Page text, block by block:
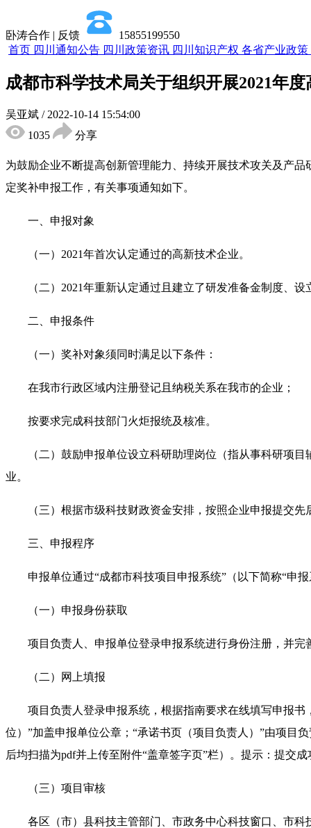
卧涛合作 | 反馈
15855199550
首页 四川通知公告 四川政策资讯 四川知识产权 各省产业政策
成都市科学技术局关于组织开展2021年
吴亚斌 / 2022-10-14 15:54:00
1035
分享
为鼓励企业不断提高创新管理能力、持续开展技术攻关及产
定奖补申报工作，有关事项通知如下。
一、申报对象
（一）2021年首次认定通过的高新技术企业。
（二）2021年重新认定通过且建立了研发准备金制度、设
二、申报条件
（一）奖补对象须同时满足以下条件：
在我市行政区域内注册登记且纳税关系在我市的企业；
按要求完成科技部门火炬报统及核准。
（二）鼓励申报单位设立科研助理岗位（指从事科研项目
业。
（三）根据市级科技财政资金安排，按照企业申报提交先
三、申报程序
申报单位通过“成都市科技项目申报系统”（以下简称“申报
（一）申报身份获取
项目负责人、申报单位登录申报系统进行身份注册，并完
（二）网上填报
项目负责人登录申报系统，根据指南要求在线填写申报书
位）”加盖申报单位公章；“承诺书页（项目负责人）”由项目
后均扫描为pdf并上传至附件“盖章签字页”栏）。提示：提交
（三）项目审核
各区（市）县科技主管部门、市政务中心科技窗口、市科